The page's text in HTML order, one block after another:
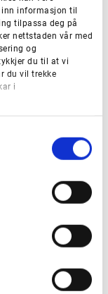
inn informasjon til
tilpassa deg på
nettstaden vår med
og
du til at vi
du vil trekke
i
Alle
kan utsett
for Kultur
kultur, idrett